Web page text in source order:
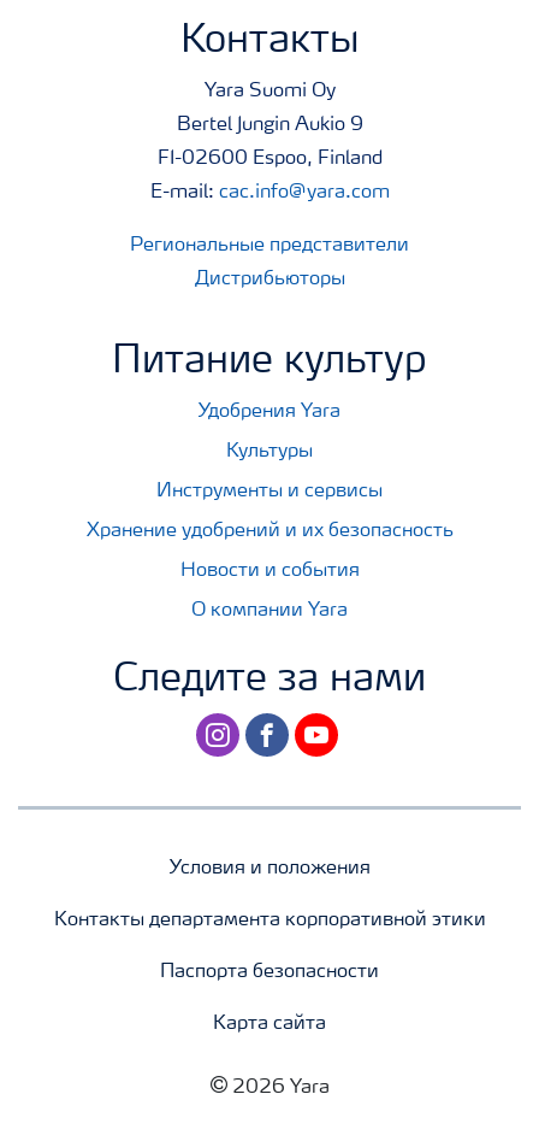
Контакты
Yara Suomi Oy
Bertel Jungin Aukio 9
FI-02600 Espoo, Finland
E-mail: cac.info@yara.com
Региональные представители
Дистрибьюторы
Питание культур
Удобрения Yara
Культуры
Инструменты и сервисы
Хранение удобрений и их безопасность
Новости и события
О компании Yara
Следите за нами
instagramfacebookyoutube
Условия и положения
Контакты департамента корпоративной этики
Паспорта безопасности
Карта сайта
2026 Yara